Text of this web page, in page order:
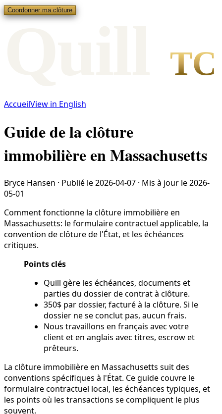
Coordonner ma clôture
TC
AccueilView in English
Guide de la clôture
immobilière en Massachusetts
Bryce Hansen · Publié le2026-04-07 · Mis à jour le2026-
05-01
Comment fonctionne la clôture immobilière en
Massachusetts: le formulaire contractuel applicable, la
convention de clôture de l'État, et les échéances
critiques.
Points clés
Quill gère les échéances, documents et
parties du dossier de contrat à clôture.
350$ par dossier, facturé à la clôture. Si le
dossier ne se conclut pas, aucun frais.
Nous travaillons en français avec votre
client et en anglais avec titres, escrow et
prêteurs.
La clôture immobilière en Massachusetts suit des
conventions spécifiques à l'État. Ce guide couvre le
formulaire contractuel local, les échéances typiques, et
les points où les transactions se compliquent le plus
souvent.